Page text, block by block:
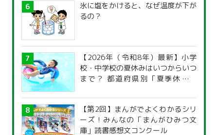
氷に塩をかけると、なぜ温度が下が
るの？
【2026年（令和8年）最新】小学
校・中学校の夏休みはいつからいつ
まで？ 都道府県別「夏季休暇一
【第2回】まんがでよくわかるシリ
ーズ！みんなの「まんがひみつ文
庫」読書感想文コンクール